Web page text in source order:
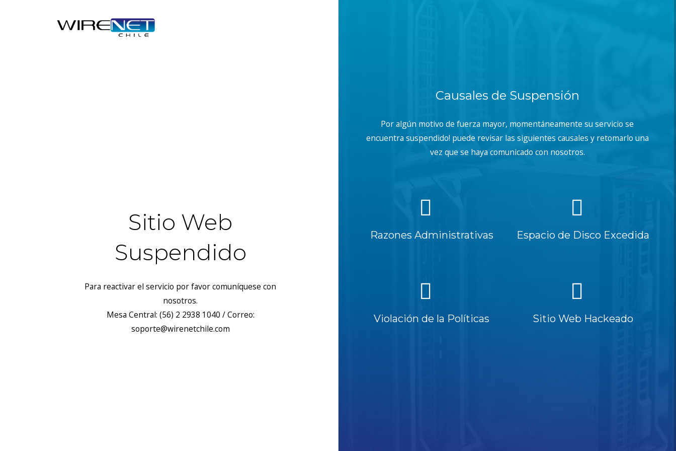
Sitio Web
Suspendido
Para reactivar el servicio por favor comuníquese con
nosotros.
Mesa Central: (56) 2 2938 1040 / Correo:
soporte@wirenetchile.com
Causales de Suspensión
Por algún motivo de fuerza mayor, momentáneamente su servicio se
encuentra suspendido! puede revisar las siguientes causales y retomarlo una
vez que se haya comunicado con nosotros.
Razones Administrativas Espacio de Disco Excedida
Violación de la Políticas Sitio Web Hackeado